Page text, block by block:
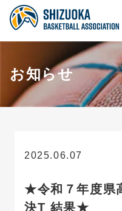
お知らせ
2025.06.07
★令和７年度県
決T 結果★